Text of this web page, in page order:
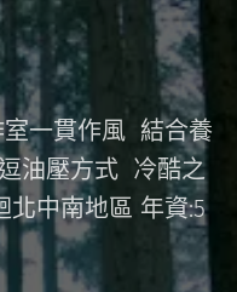
一貫作風 結合養
油壓方式 冷酷之
中南地區 年資:5